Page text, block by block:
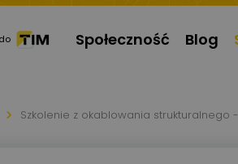
Społeczność Blog
Szkolenie z okablowania